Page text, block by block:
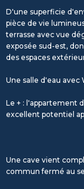
D'une superficie
pièce de vie
terrasse avec vue
exposée sud-est,
des espaces
Une salle d'eau avec
Le + : l'appartement
excellent potentiel
Une cave vient
commun fermé au